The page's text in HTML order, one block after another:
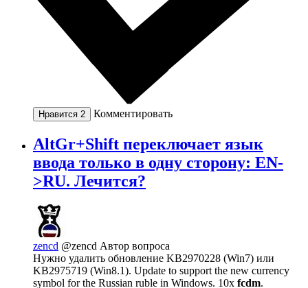
Нравится 2 Комментировать
AltGr+Shift переключает язык
ввода только в одну сторону: EN-
>RU. Лечится?
zencd @zencd Автор вопроса
Нужно удалить обновление KB2970228 (Win7) или
KB2975719 (Win8.1). Update to support the new currency
symbol for the Russian ruble in Windows. 10x fcdm.